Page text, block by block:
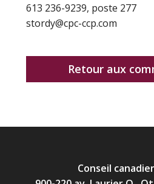
613 236-9239, poste 277
stordy@cpc-ccp.com
Retour aux
Conseil